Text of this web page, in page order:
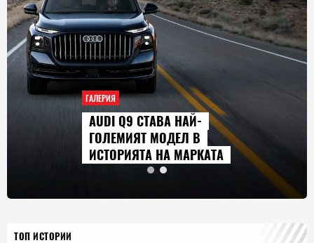
ГАЛЕРИЯ
AUDI Q9 СТАВА НАЙ-
ГОЛЕМИЯТ МОДЕЛ В
ИСТОРИЯТА НА МАРКАТА
ТОП ИСТОРИИ